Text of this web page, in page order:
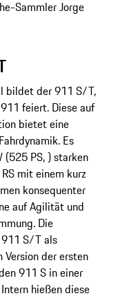
Sammler Jorge
bildet der 911 S/T,
feiert. Diese auf
bietet eine
Es
PS, ) starken
mit einem kurz
konsequenter
auf Agilität und
Die
S/T als
der ersten
911 S in einer
hießen diese